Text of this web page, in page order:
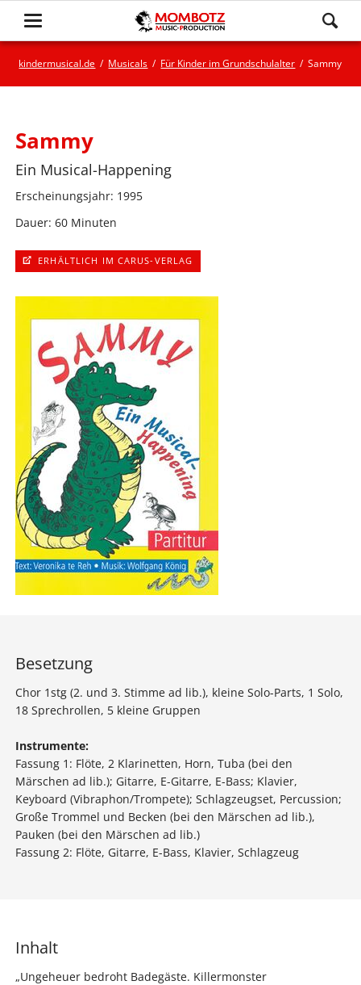
kindermusical.de Musicals Für Kinder im Grundschulalter Sammy
Sammy
Ein Musical-Happening
Erscheinungsjahr: 1995
Dauer: 60 Minuten
ERHÄLTLICH IM CARUS-VERLAG
Besetzung
Chor 1stg (2. und 3. Stimme ad lib.), kleine Solo-Parts, 1 Solo,
18 Sprechrollen, 5 kleine Gruppen
Instrumente:
Fassung 1: Flöte, 2 Klarinetten, Horn, Tuba (bei den
Märschen ad lib.); Gitarre, E-Gitarre, E-Bass; Klavier,
Keyboard (Vibraphon/Trompete); Schlagzeugset, Percussion;
Große Trommel und Becken (bei den Märschen ad lib.),
Pauken (bei den Märschen ad lib.)
Fassung 2: Flöte, Gitarre, E-Bass, Klavier, Schlagzeug
Inhalt
„Ungeheuer bedroht Badegäste. Killermonster